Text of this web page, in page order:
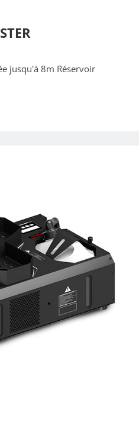
jusqu'à 8m Réservoir